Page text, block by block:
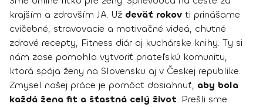
krajším a zdravším JA. Už deväť rokov ti prinášame
cvičebné, stravovacie a motivačné videá, chutné
zdravé recepty, Fitness diár aj kuchárske knihy. Ty si
nám zase pomohla vytvoriť priateľskú komunitu,
ktorá spája ženy na Slovensku aj v Českej republike.
Zmysel našej práce je pomôcť dosiahnuť, aby bola
každá žena fit a šťastná celý život. Prešli sme